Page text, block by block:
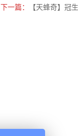
下一篇：
【天蜂奇】冠